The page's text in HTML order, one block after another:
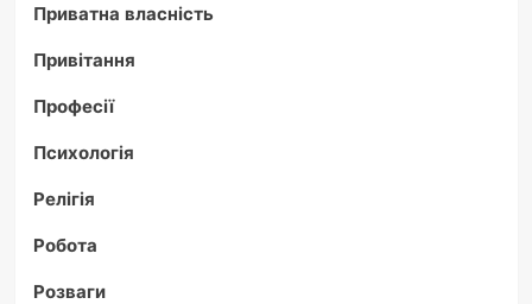
Приватна власність
Привітання
Професії
Психологія
Релігія
Робота
Розваги